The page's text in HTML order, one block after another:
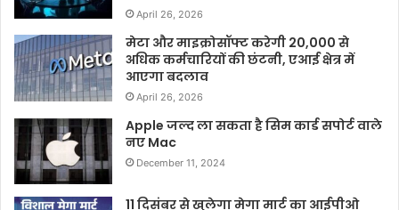
April 26, 2026
मेटा और माइक्रोसॉफ्ट करेगी 20,000 से
अधिक कर्मचारियों की छंटनी, एआई क्षेत्र में
आएगा बदलाव
April 26, 2026
Apple जल्द ला सकता है सिम कार्ड सपोर्ट वाले
नए Mac
December 11, 2024
11 दिसंबर से खुलेगा मेगा मार्ट का आईपीओ